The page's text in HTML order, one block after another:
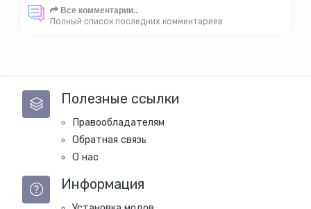
Все комментарии..
Полный список последних комментариев
Полезные ссылки
Правообладателям
Обратная связь
О нас
Информация